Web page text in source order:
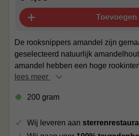
De rooksnippers amandel zijn
geselecteerd natuurlijk
amandel hebben een hoge
lees meer
200 gram
Toevoegen
Wij leveren aan